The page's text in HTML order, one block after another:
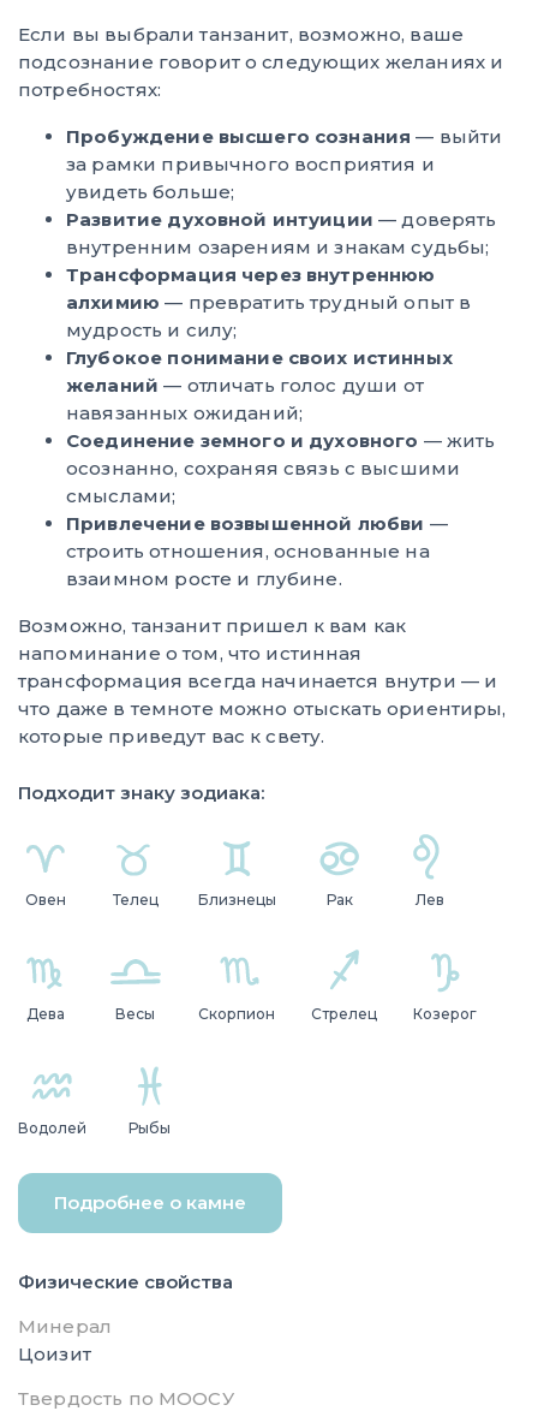
Если вы выбрали танзанит, возможно, ваше
подсознание говорит о следующих желаниях и
потребностях:
Пробуждение высшего сознания — выйти
за рамки привычного восприятия и
увидеть больше;
Развитие духовной интуиции — доверять
внутренним озарениям и знакам судьбы;
Трансформация через внутреннюю
алхимию — превратить трудный опыт в
мудрость и силу;
Глубокое понимание своих истинных
желаний — отличать голос души от
навязанных ожиданий;
Соединение земного и духовного — жить
осознанно, сохраняя связь с высшими
смыслами;
Привлечение возвышенной любви —
строить отношения, основанные на
взаимном росте и глубине.
Возможно, танзанит пришел к вам как
напоминание о том, что истинная
трансформация всегда начинается внутри — и
что даже в темноте можно отыскать ориентиры,
которые приведут вас к свету.
Подходит знаку зодиака:
Овен Телец Близнецы Рак Лев
Дева Весы Скорпион Стрелец Козерог
Водолей Рыбы
Подробнее о камне
Физические свойства
Минерал
Цоизит
Твердость по МООСУ